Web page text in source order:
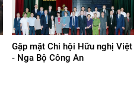
Gặp mặt Chi hội Hữu nghị Việt
- Nga Bộ Công An